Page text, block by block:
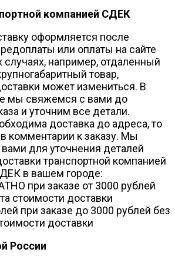
компанией СДЕК
оформляется после
или оплаты на сайте
случаях, например, отдаленный
товар,
может измениться. В
мы свяжемся с вами до
и уточним все детали.
доставка до адреса, то
комментарии к заказу. Мы
для уточнения деталей
транспортной компанией
в вашем городе:
при заказе от 3000 рублей
стоимости доставки
при заказе до 3000 рублей без
доставки
России